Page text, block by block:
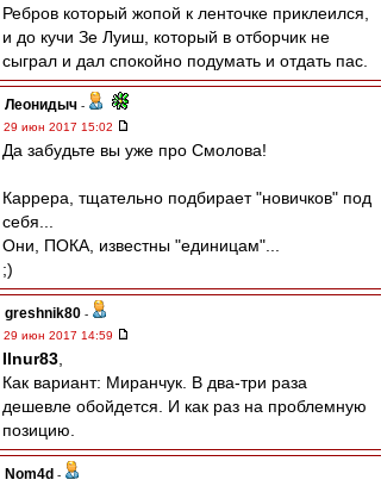
Ребров который жопой к ленточке приклеился,
и до кучи Зе Луиш, который в отборчик не
сыграл и дал спокойно подумать и отдать пас.
Леонидыч -
29 июн 2017 15:02
Да забудьте вы уже про Смолова!
Каррера, тщательно подбирает "новичков" под
себя...
Они, ПОКА, известны "единицам"...
;)
greshnik80 -
29 июн 2017 14:59
Ilnur83
Как вариант: Миранчук. В два-три раза
дешевле обойдется. И как раз на проблемную
позицию.
Nom4d -